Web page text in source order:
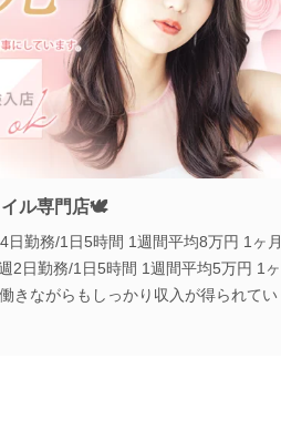
イル専門店🕊
勤務/1日5時間 1週間平均8万円 1ヶ月
2日勤務/1日5時間 1週間平均5万円 1ヶ
きながらもしっかり収入が得られてい